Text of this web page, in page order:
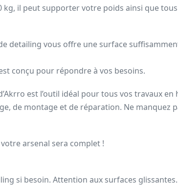
il peut supporter votre poids ainsi que
detailing vous offre une surface
conçu pour répondre à vos besoins.
est l’outil idéal pour tous vos travaux en
de montage et de réparation. Ne manquez
arsenal sera complet !
si besoin. Attention aux surfaces